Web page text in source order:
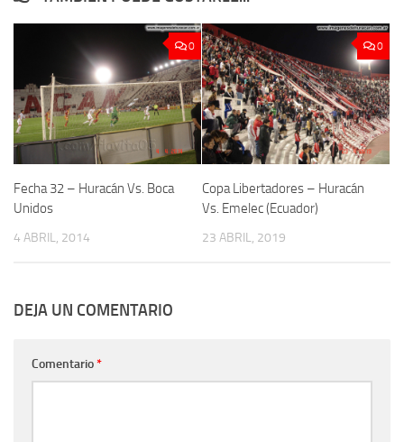
0
Fecha 32 – Huracán Vs. Boca
Unidos
4 ABRIL, 2014
0
Copa Libertadores – Huracán
Vs. Emelec (Ecuador)
23 ABRIL, 2019
DEJA UN COMENTARIO
Comentario*